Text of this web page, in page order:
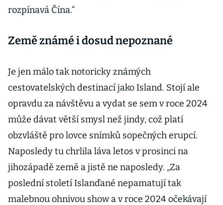
rozpínavá Čína.“
Země známé i dosud nepoznané
Je jen málo tak notoricky známých
cestovatelských destinací jako Island. Stojí ale
opravdu za návštěvu a vydat se sem v roce 2024
může dávat větší smysl než jindy, což platí
obzvláště pro lovce snímků sopečných erupcí.
Naposledy tu chrlila láva letos v prosinci na
jihozápadě země a jistě ne naposledy. „Za
poslední století Islanďané nepamatují tak
malebnou ohnivou show a v roce 2024 očekávají